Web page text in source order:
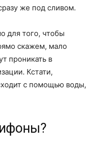
же под сливом.
для того, чтобы
скажем, мало
проникать в
Кстати,
с помощью воды,